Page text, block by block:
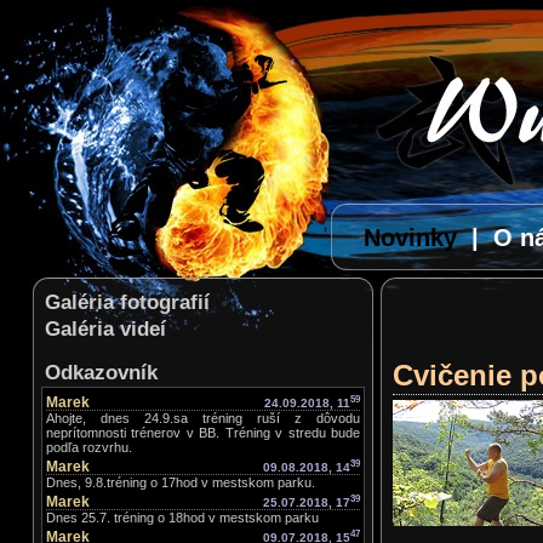
Novinky|O
Cvičenie
Galéria fotografií
Galéria videí
Odkazovník
Marek 24.09.2018, 1159
Ahojte, dnes 24.9.sa tréning ruší z dôvodu
neprítomnosti trénerov v BB. Tréning v stredu bude
podľa rozvrhu.
Marek 09.08.2018, 1439
Dnes, 9.8.tréning o 17hod v mestskom parku.
Marek 25.07.2018, 1739
Dnes 25.7. tréning o 18hod v mestskom parku
Marek 09.07.2018, 1547